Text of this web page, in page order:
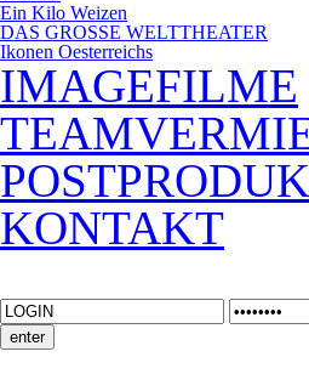
Ein Kilo Weizen
DAS GROSSE WELTTHEATER
Ikonen Oesterreichs
IMAGEFILME
KONTAKT